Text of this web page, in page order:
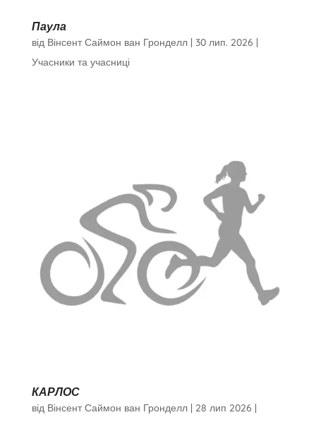
Паула
від Вінсент Саймон ван Гронделл| 30 лип. 2026
Учасники та учасниці
КАРЛОС
від Вінсент Саймон ван Гронделл| 28 лип 2026 |